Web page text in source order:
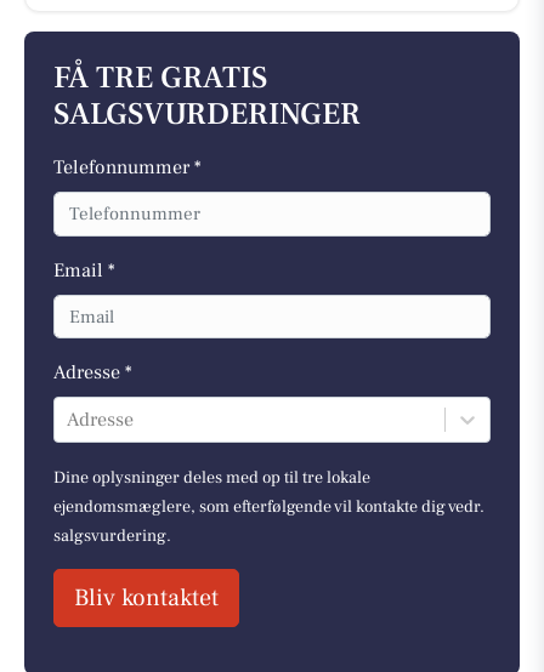
FÅ TRE GRATIS
SALGSVURDERINGER
Telefonnummer *
Email *
Adresse *
Adresse
Dine oplysninger deles med op til tre lokale
ejendomsmæglere, som efterfølgende vil kontakte dig vedr.
salgsvurdering.
Bliv kontaktet